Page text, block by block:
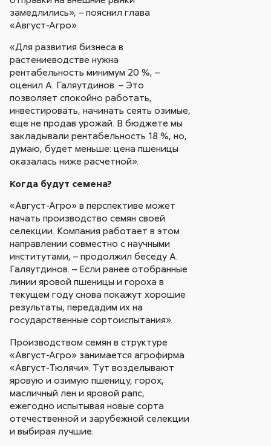
замедлились», – пояснил глава
«Август-Агро».
«Для развития бизнеса в
растениеводстве нужна
рентабельность минимум 20 %, –
оценил А. Галяутдинов. – Это
позволяет спокойно работать,
инвестировать, начинать сеять озимые,
еще не продав урожай. В бюджете мы
закладывали рентабельность 18 %, но,
думаю, будет меньше: цена пшеницы
оказалась ниже расчетной».
Когда будут семена?
«Август-Агро» в перспективе может
начать производство семян своей
селекции. Компания работает в этом
направлении совместно с научными
институтами, – продолжил беседу А.
Галяутдинов. – Если ранее отобранные
линии яровой пшеницы и гороха в
текущем году снова покажут хорошие
результаты, передадим их на
государственные сортоиспытания».
Производством семян в структуре
«Август-Агро» занимается агрофирма
«Август-Тюлячи». Тут возделывают
яровую и озимую пшеницу, горох,
масличный лен и яровой рапс,
ежегодно испытывая новые сорта
отечественной и зарубежной селекции
и выбирая лучшие.